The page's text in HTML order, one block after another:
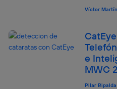
Víctor
e
MWC
Pilar Ripalda
navegación del usuario del
“Administrar Utiq” en la parte
visitando el
portal de
(“consenthub”) . Para más
política de privacidad de